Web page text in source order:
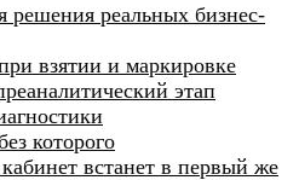
решения реальных бизнес-
взятии и маркировке
этап
которого
встанет в первый же